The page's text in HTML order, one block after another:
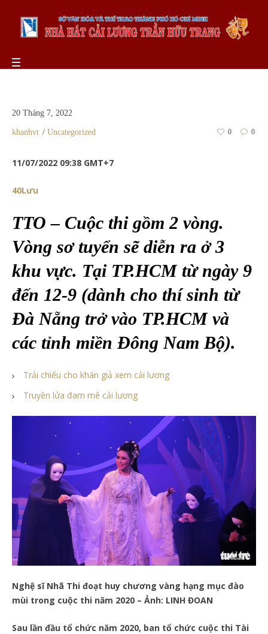
20 Tháng 7, 2022
khanhvt Uncategorized 0 0
11/07/2022 09:38 GMT+7
40Lưu
TTO – Cuộc thi gồm 2 vòng.
Vòng sơ tuyển sẽ diễn ra ở 3
khu vực. Tại TP.HCM từ ngày 9
đến 12-9 (dành cho thí sinh từ
Đà Nẵng trở vào TP.HCM và
các tỉnh miền Đông Nam Bộ).
Trải chiếu cho khán giả xem cải lương
Truyền lửa đam mê cải lương
Nghệ sĩ Nhã Thi đoạt huy chương vàng hạng mục đào
mùi trong cuộc thi năm 2020 – Ảnh: LINH ĐOAN
Sau lần đầu tổ chức năm 2020, ban tổ chức cuộc thi Tài